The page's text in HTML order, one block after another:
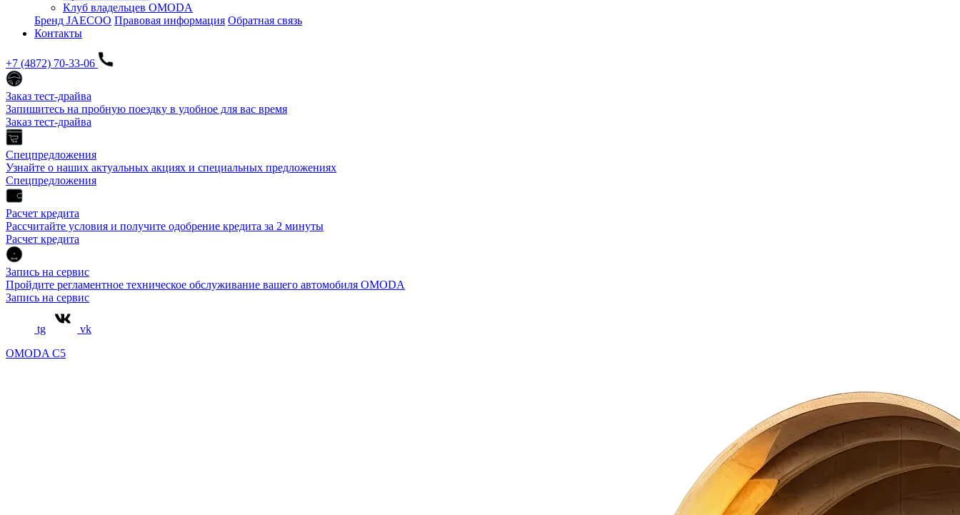
Клуб владельцев OMODA
Бренд JAECOO Правовая информация Обратная связь
Контакты
+7 (4872) 70-33-06
Заказ тест-драйва
Запишитесь на пробную поездку в удобное для вас время
Заказ тест-драйва
Спецпредложения
Узнайте о наших актуальных акциях и специальных предложениях
Спецпредложения
Расчет кредита
Рассчитайте условия и получите одобрение кредита за 2 минуты
Расчет кредита
Запись на сервис
Пройдите регламентное техническое обслуживание вашего автомобиля OMODA
Запись на сервис
tg
vk
OMODA C5